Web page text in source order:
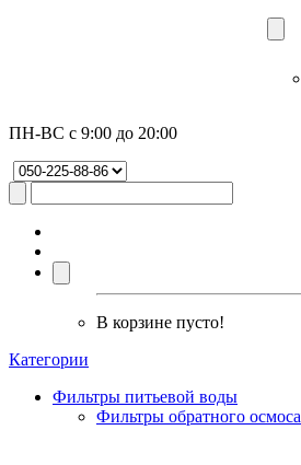
ПН-ВС с 9:00 до 20:00
В корзине пусто!
Категории
Фильтры питьевой воды
Фильтры обратного осмоса